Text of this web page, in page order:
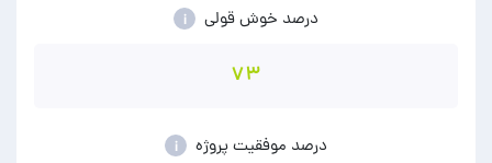
درصد خوش قولی i
۷۳
درصد موفقیت پروژه i